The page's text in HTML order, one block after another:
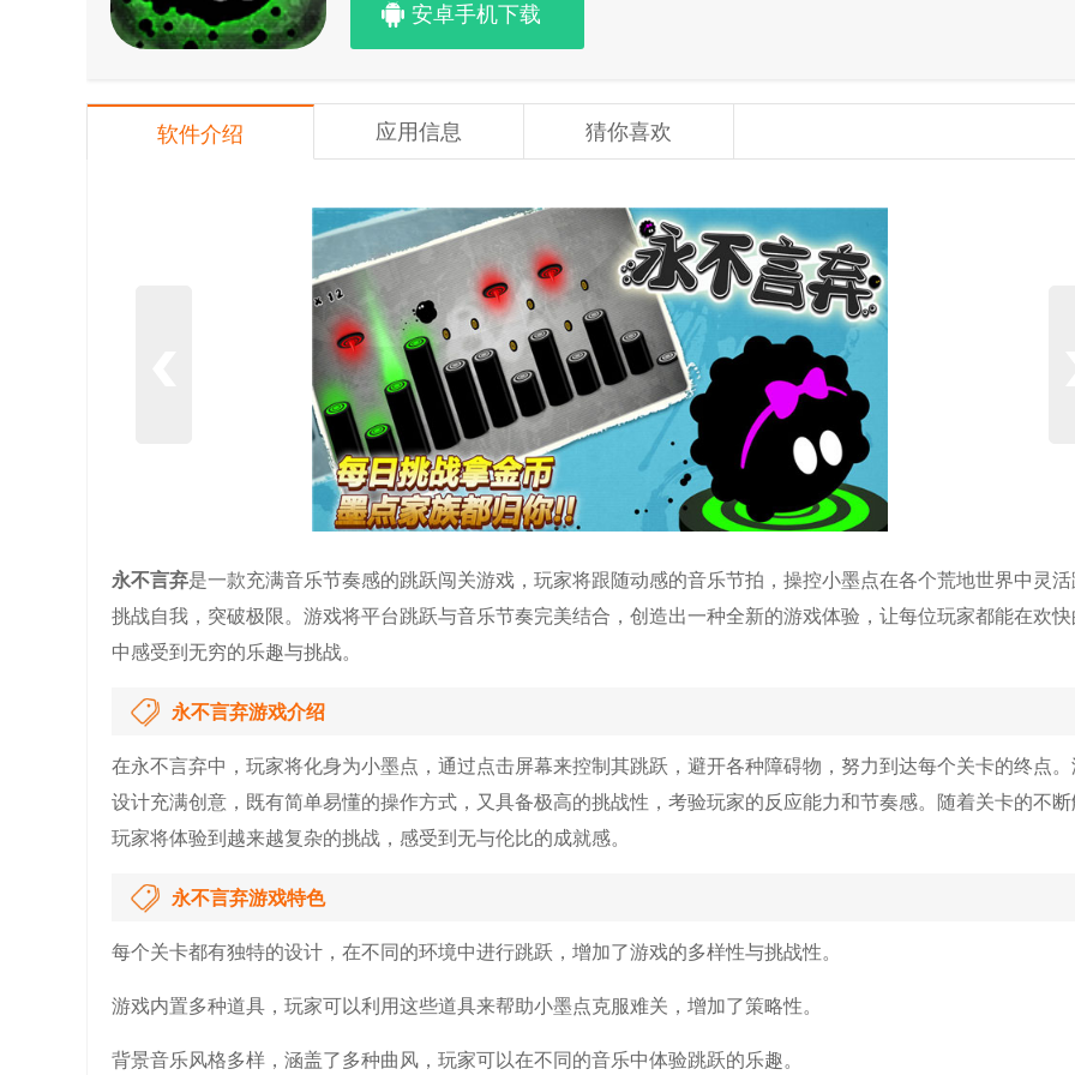
安卓手机下载
软件介绍 应用信息 猜你喜欢
永不言弃是一款充满音乐节奏感的跳跃闯关游戏，玩家将跟随动感的音乐节拍，操控小墨点在各个荒地世界中灵
挑战自我，突破极限。游戏将平台跳跃与音乐节奏完美结合，创造出一种全新的游戏体验，让每位玩家都能在欢
中感受到无穷的乐趣与挑战。
永不言弃游戏介绍
在永不言弃中，玩家将化身为小墨点，通过点击屏幕来控制其跳跃，避开各种障碍物，努力到达每个关卡的终点
设计充满创意，既有简单易懂的操作方式，又具备极高的挑战性，考验玩家的反应能力和节奏感。随着关卡的不
玩家将体验到越来越复杂的挑战，感受到无与伦比的成就感。
永不言弃游戏特色
每个关卡都有独特的设计，在不同的环境中进行跳跃，增加了游戏的多样性与挑战性。
游戏内置多种道具，玩家可以利用这些道具来帮助小墨点克服难关，增加了策略性。
背景音乐风格多样，涵盖了多种曲风，玩家可以在不同的音乐中体验跳跃的乐趣。